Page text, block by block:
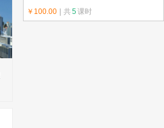
￥100.00
共5课时